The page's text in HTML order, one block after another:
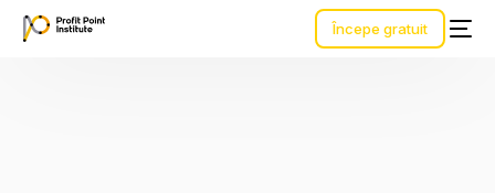
Începe gratuit